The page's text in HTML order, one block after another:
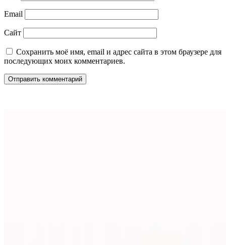
Email
Сайт
Сохранить моё имя, email и адрес сайта в этом браузере для
последующих моих комментариев.